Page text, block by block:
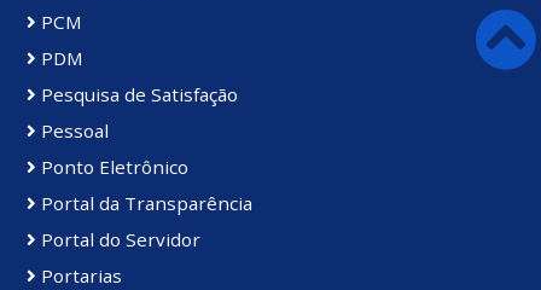
PCM
PDM
Pesquisa de Satisfação
Pessoal
Ponto Eletrônico
Portal da Transparência
Portal do Servidor
Portarias